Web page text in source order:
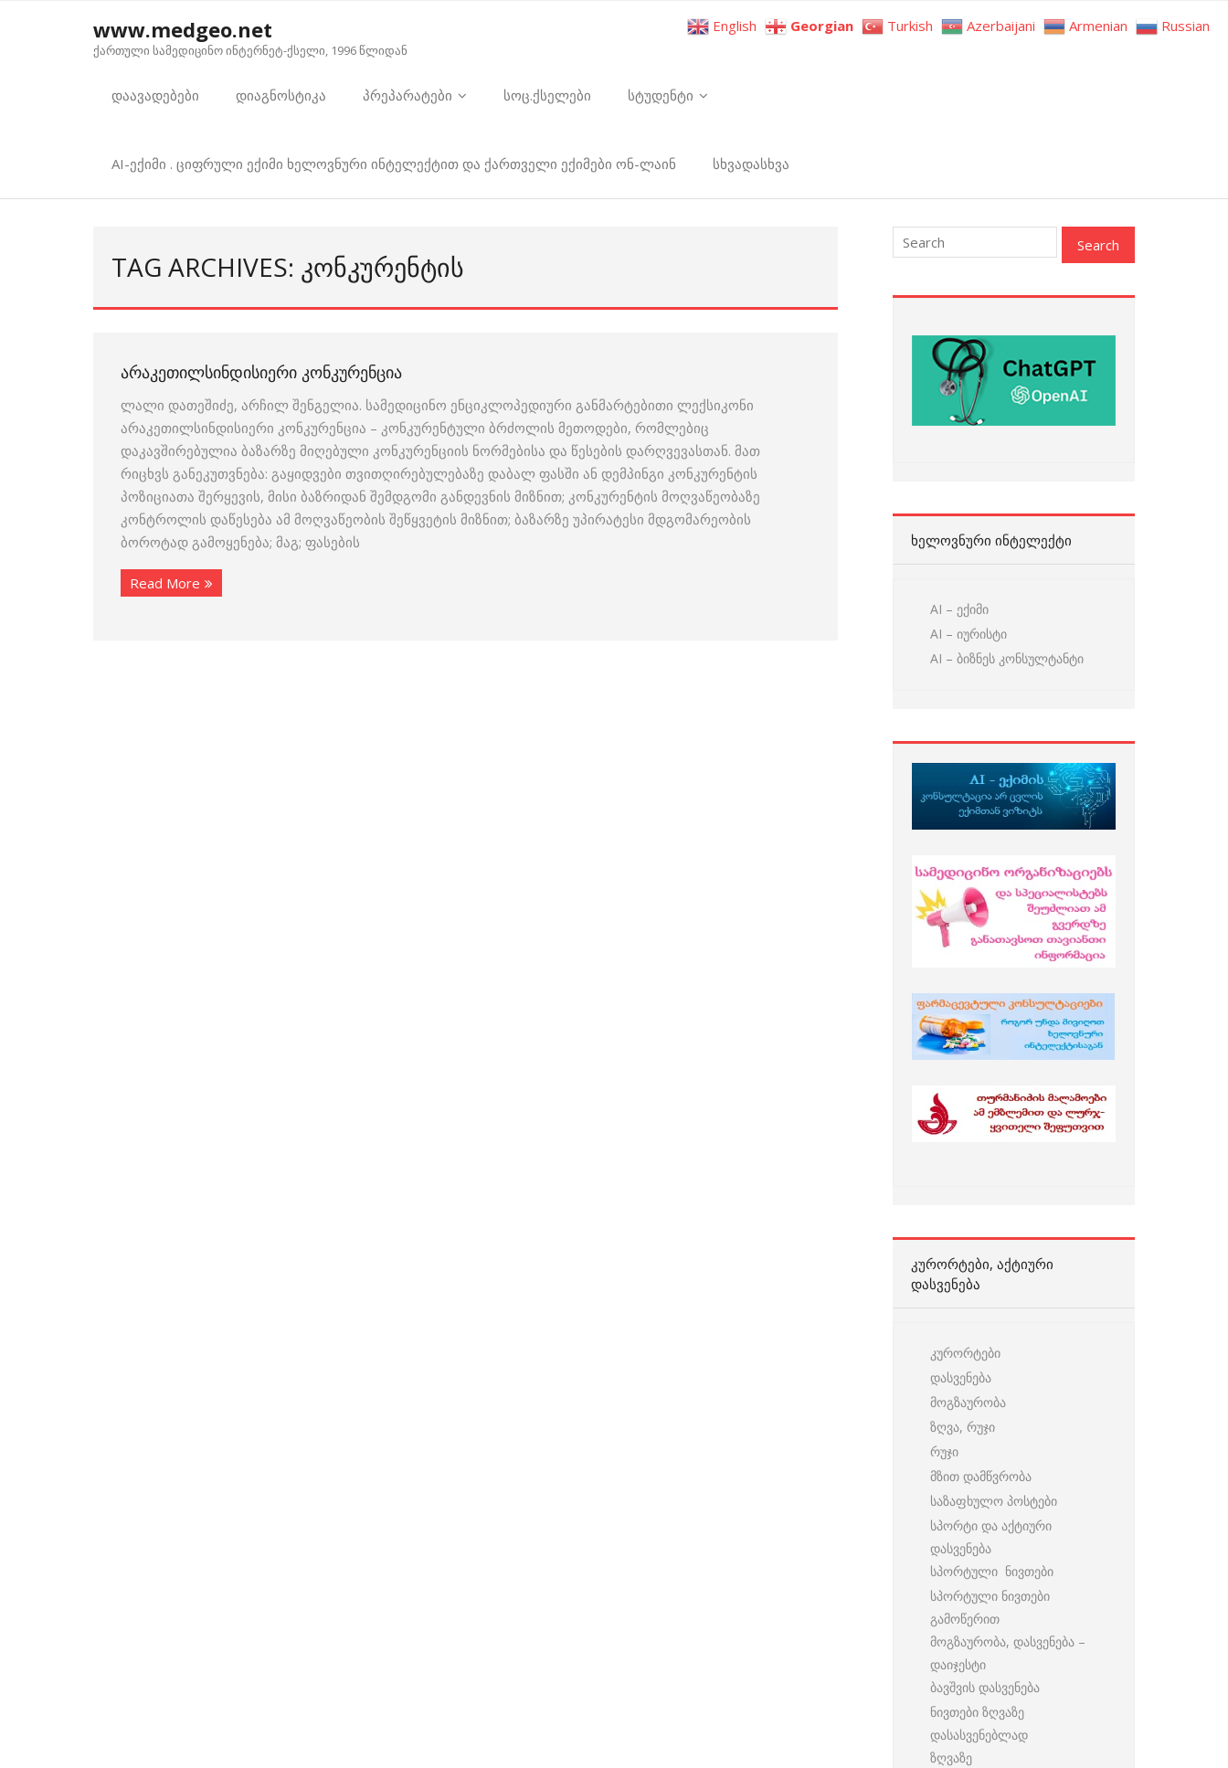
www.medgeo.net
ქართული სამედიცინო ინტერნეტ-ქსელი, 1996 წლიდან
დაავადებები დიაგნოსტიკა პრეპარატები სოც.ქსელები სტუდენტი
AI-ექიმი . ციფრული ექიმი ხელოვნური ინტელექტით და ქართველი ექიმები ონ-ლაინ სხვადასხვა
TAG ARCHIVES: ᲙᲝᲜᲙᲣᲠᲔᲜᲢᲘᲡ
ᲐᲠᲐᲙᲔᲗᲘᲚᲡᲘᲜᲓᲘᲡᲘᲔᲠᲘ ᲙᲝᲜᲙᲣᲠᲔᲜᲪᲘᲐ
ლალი დათეშიძე, არჩილ შენგელია. სამედიცინო ენციკლოპედიური განმარტებითი ლექსიკონი
არაკეთილსინდისიერი კონკურენცია – კონკურენტული ბრძოლის მეთოდები, რომლებიც
დაკავშირებულია ბაზარზე მიღებული კონკურენციის ნორმებისა და წესების დარღვევასთან. მათ
რიცხვს განეკუთვნება: გაყიდვები თვითღირებულებაზე დაბალ ფასში ან დემპინგი კონკურენტის
პოზიციათა შერყევის, მისი ბაზრიდან შემდგომი განდევნის მიზნით; კონკურენტის მოღვაწეობაზე
კონტროლის დაწესება ამ მოღვაწეობის შეწყვეტის მიზნით; ბაზარზე უპირატესი მდგომარეობის
ბოროტად გამოყენება; მაგ; ფასების
Read More
ᲮᲔᲚᲝᲕᲜᲣᲠᲘ ᲘᲜᲢᲔᲚᲔᲥᲢᲘ
AI – ექიმი
AI – იურისტი
AI – ბიზნეს კონსულტანტი
ᲙᲣᲠᲝᲠᲢᲔᲑᲘ, ᲐᲥᲢᲘᲣᲠᲘ
ᲓᲐᲡᲕᲔᲜᲔᲑᲐ
კურორტები
დასვენება
მოგზაურობა
ზღვა, რუჯი
რუჯი
მზით დამწვრობა
საზაფხულო პოსტები
სპორტი და აქტიური
დასვენება
სპორტული ნივთები
სპორტული ნივთები
გამოწერით
მოგზაურობა, დასვენება –
დაიჯესტი
ბავშვის დასვენება
ნივთები ზღვაზე
დასასვენებლად
ზღვაზე
English Georgian Turkish Azerbaijani Armenian Russian